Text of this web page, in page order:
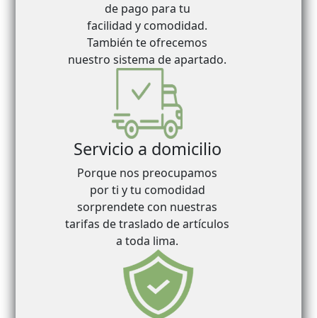
de pago para tu
facilidad y comodidad.
También te ofrecemos
nuestro sistema de apartado.
Servicio a domicilio
Porque nos preocupamos
por ti y tu comodidad
sorprendete con nuestras
tarifas de traslado de artículos
a toda lima.